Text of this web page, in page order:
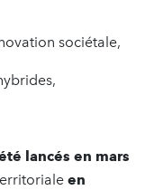
sociétale,
lancés en mars
en